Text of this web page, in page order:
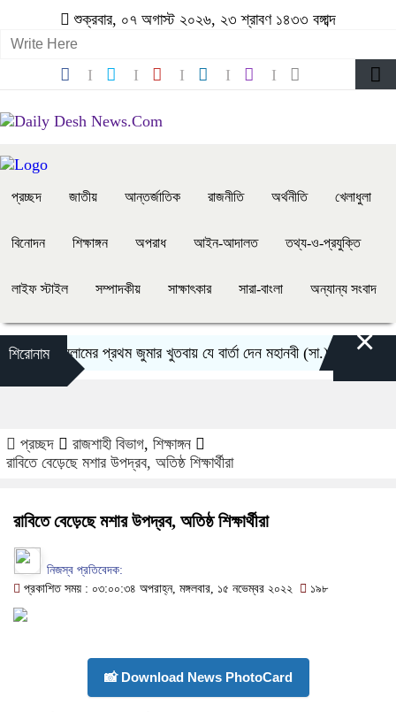
শুক্রবার, ০৭ অগাস্ট ২০২৬, ২৩ শ্রাবণ ১৪৩৩ বঙ্গাব্দ
প্রচ্ছদ জাতীয় আন্তর্জাতিক রাজনীতি অর্থনীতি খেলাধুলা
বিনোদন শিক্ষাঙ্গন অপরাধ আইন-আদালত তথ্য-ও-প্রযুক্তি
লাইফ স্টাইল সম্পাদকীয় সাক্ষাৎকার সারা-বাংলা অন্যান্য সংবাদ
শিরোনাম
ইসলামের প্রথম জুমার খুতবায় যে বার্তা দেন মহানবী (সা.) কাউকে
×
প্রচ্ছদ রাজশাহী বিভাগ, শিক্ষাঙ্গন
রাবিতে বেড়েছে মশার উপদ্রব, অতিষ্ঠ শিক্ষার্থীরা
রাবিতে বেড়েছে মশার উপদ্রব, অতিষ্ঠ শিক্ষার্থীরা
নিজস্ব প্রতিবেদক:
প্রকাশিত সময় : ০৩:০০:৩৪ অপরাহ্ন, মঙ্গলবার, ১৫ নভেম্বর ২০২২
১৯৮
📸 Download News PhotoCard